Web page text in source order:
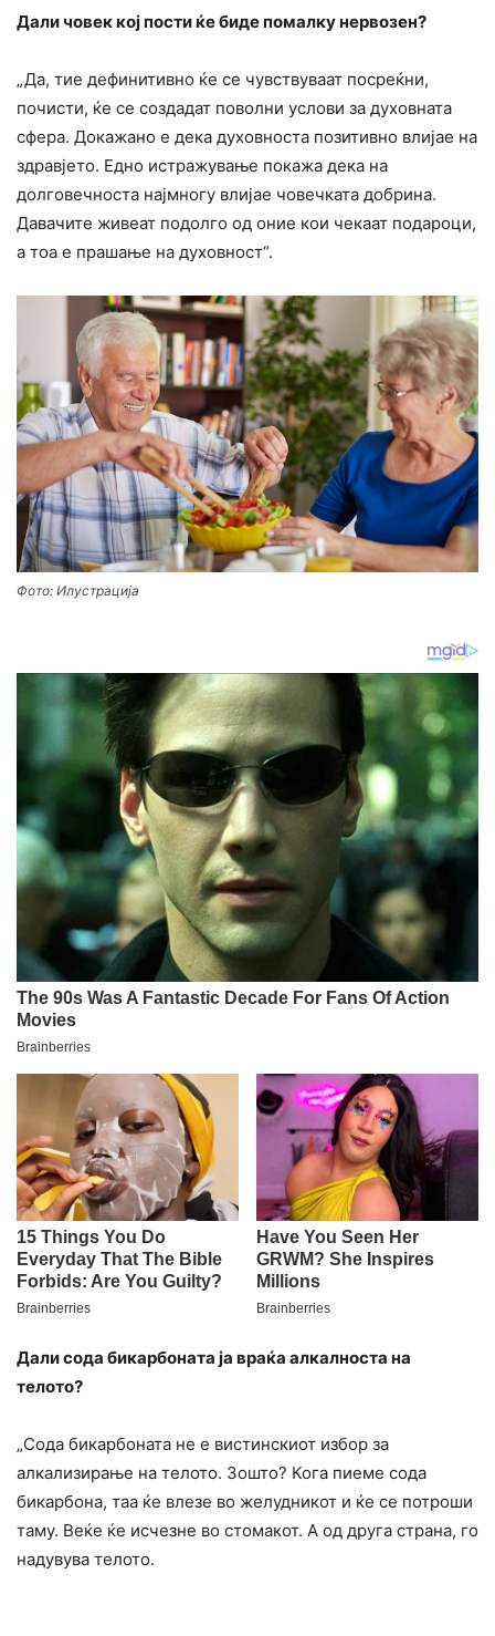
Дали човек кој пости ќе биде помалку нервозен?
„Да, тие дефинитивно ќе се чувствуваат посреќни,
почисти, ќе се создадат поволни услови за духовната
сфера. Докажано е дека духовноста позитивно влијае на
здравјето. Едно истражување покажа дека на
долговечноста најмногу влијае човечката добрина.
Давачите живеат подолго од оние кои чекаат подароци,
а тоа е прашање на духовност“.
Фото: Илустрација
Дали сода бикарбоната ја враќа алкалноста на
телото?
„Сода бикарбоната не е вистинскиот избор за
алкализирање на телото. Зошто? Кога пиеме сода
бикарбона, таа ќе влезе во желудникот и ќе се потроши
таму. Веќе ќе исчезне во стомакот. А од друга страна, го
надувува телото.